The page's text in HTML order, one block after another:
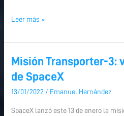
Leer más »
Misión Transporter-3:
de SpaceX
13/01/2022 / Emanuel Hernández
SpaceX lanzó este 13 de enero la
Misión
Transporter-
viaje
compartido
Misión
Transporter-
viaje
compartido